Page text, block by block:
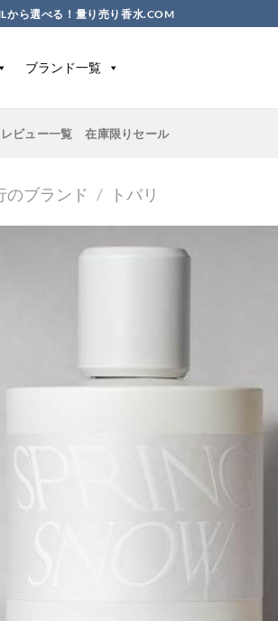
から選べる！量り売り香水.COM
ブランド一覧
レビュー一覧 在庫限りセール
のブランド / トバリ